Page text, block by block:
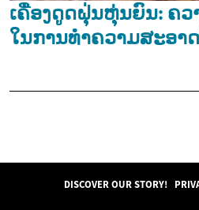
ເຄື່ອງດູດຝຸ່ນຫຸ່ນຍົນ: ຄ
ໃນການທຳຄວາມສະອາ
DISCOVER OUR STORY!